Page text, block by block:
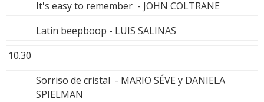
It's easy to remember - JOHN COLTRANE
Latin beepboop - LUIS SALINAS
10.30
Sorriso de cristal - MARIO SÉVE y DANIELA
SPIELMAN